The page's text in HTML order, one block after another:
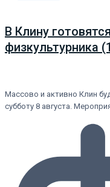
В Клину
физкультурника
Массово и активно Клин
субботу 8 августа.